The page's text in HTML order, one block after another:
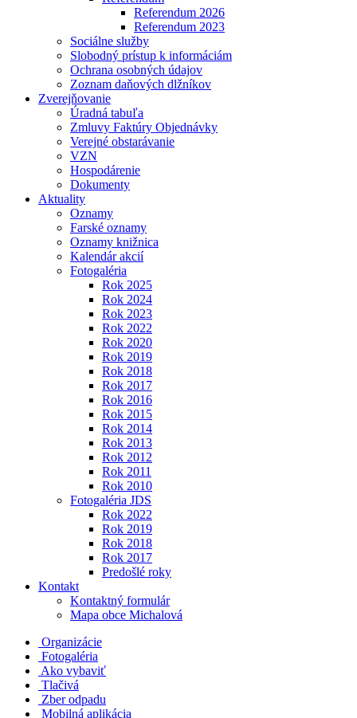
Referendum 2026
Referendum 2023
Sociálne služby
Slobodný prístup k informáciám
Ochrana osobných údajov
Zoznam daňových dlžníkov
Zverejňovanie
Úradná tabuľa
Zmluvy Faktúry Objednávky
Verejné obstarávanie
VZN
Hospodárenie
Dokumenty
Aktuality
Oznamy
Farské oznamy
Oznamy knižnica
Kalendár akcií
Fotogaléria
Rok 2025
Rok 2024
Rok 2023
Rok 2022
Rok 2020
Rok 2019
Rok 2018
Rok 2017
Rok 2016
Rok 2015
Rok 2014
Rok 2013
Rok 2012
Rok 2011
Rok 2010
Fotogaléria JDS
Rok 2022
Rok 2019
Rok 2018
Rok 2017
Predošlé roky
Kontakt
Kontaktný formulár
Mapa obce Michalová
Organizácie
Fotogaléria
Ako vybaviť
Tlačivá
Zber odpadu
Mobilná aplikácia